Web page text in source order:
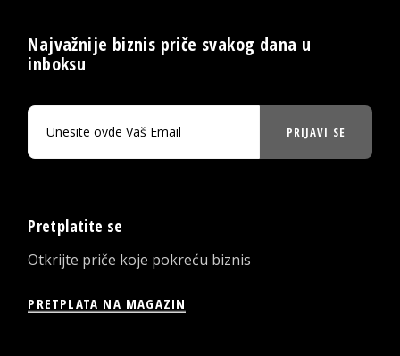
Najvažnije biznis priče svakog dana u
inboksu
PRIJAVI SE
Pretplatite se
Otkrijte priče koje pokreću biznis
PRETPLATA NA MAGAZIN